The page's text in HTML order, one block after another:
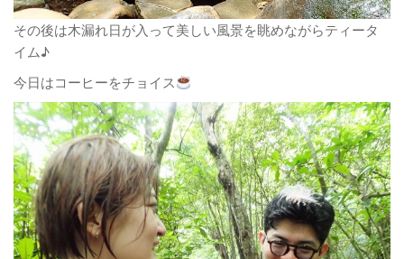
その後は木漏れ日が入って美しい風景を眺めながらティータ
イム♪
今日はコーヒーをチョイス